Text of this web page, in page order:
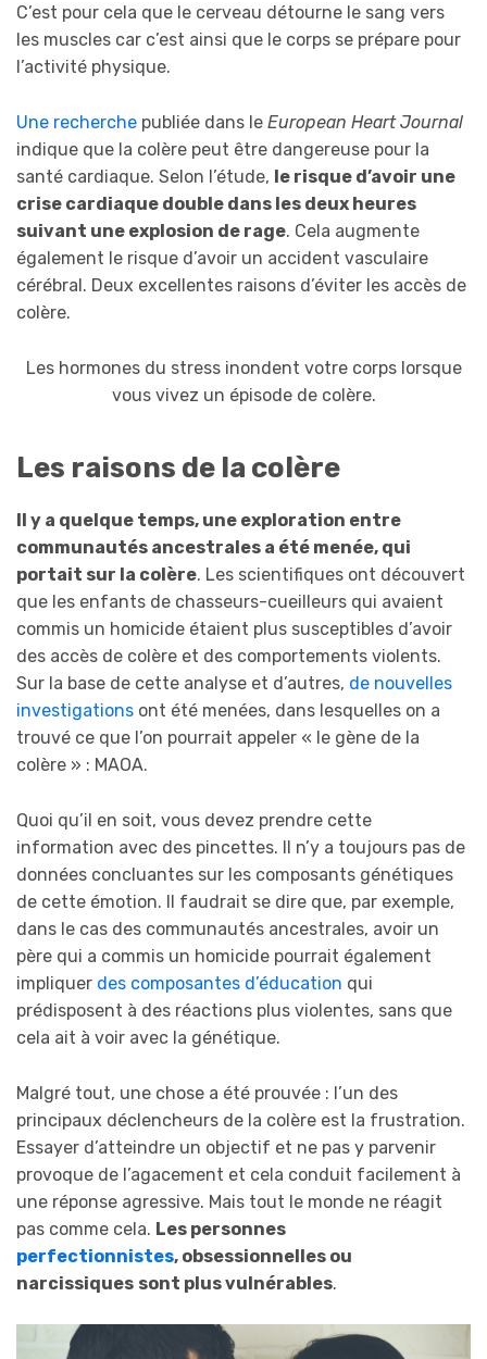
C’est pour cela que le cerveau détourne le sang vers
les muscles car c’est ainsi que le corps se prépare pour
l’activité physique.
Une recherche publiée dans le European Heart Journal
indique que la colère peut être dangereuse pour la
santé cardiaque. Selon l’étude, le risque d’avoir une
crise cardiaque double dans les deux heures
suivant une explosion de rage. Cela augmente
également le risque d’avoir un accident vasculaire
cérébral. Deux excellentes raisons d’éviter les accès de
colère.
Les hormones du stress inondent votre corps lorsque
vous vivez un épisode de colère.
Les raisons de la colère
Il y a quelque temps, une exploration entre
communautés ancestrales a été menée, qui
portait sur la colère. Les scientifiques ont découvert
que les enfants de chasseurs-cueilleurs qui avaient
commis un homicide étaient plus susceptibles d’avoir
des accès de colère et des comportements violents.
Sur la base de cette analyse et d’autres, de nouvelles
investigations ont été menées, dans lesquelles on a
trouvé ce que l’on pourrait appeler « le gène de la
colère » : MAOA.
Quoi qu’il en soit, vous devez prendre cette
information avec des pincettes. Il n’y a toujours pas de
données concluantes sur les composants génétiques
de cette émotion. Il faudrait se dire que, par exemple,
dans le cas des communautés ancestrales, avoir un
père qui a commis un homicide pourrait également
impliquer des composantes d’éducation qui
prédisposent à des réactions plus violentes, sans que
cela ait à voir avec la génétique.
Malgré tout, une chose a été prouvée : l’un des
principaux déclencheurs de la colère est la frustration.
Essayer d’atteindre un objectif et ne pas y parvenir
provoque de l’agacement et cela conduit facilement à
une réponse agressive. Mais tout le monde ne réagit
pas comme cela. Les personnes
perfectionnistes, obsessionnelles ou
narcissiques sont plus vulnérables.